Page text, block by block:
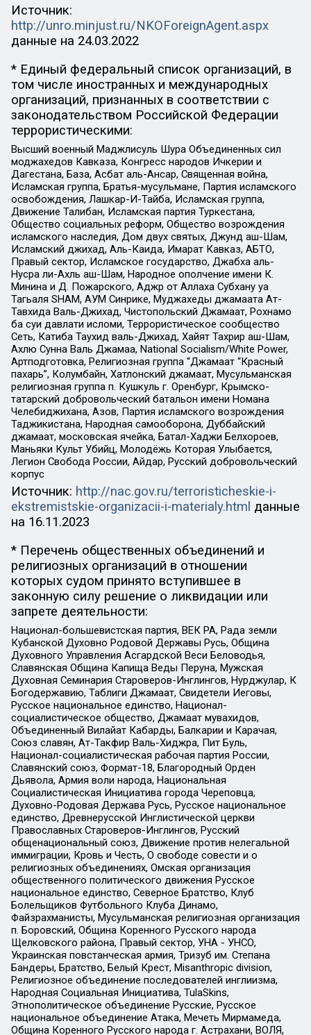
Источник:
http://unro.minjust.ru/NKOForeignAgent.aspx
данные на 24.03.2022
* Единый федеральный список организаций, в
том числе иностранных и международных
организаций, признанных в соответствии с
законодательством Российской Федерации
террористическими:
Высший военный Маджлисуль Шура Объединенных сил
моджахедов Кавказа, Конгресс народов Ичкерии и
Дагестана, База, Асбат аль-Ансар, Священная война,
Исламская группа, Братья-мусульмане, Партия исламского
освобождения, Лашкар-И-Тайба, Исламская группа,
Движение Талибан, Исламская партия Туркестана,
Общество социальных реформ, Общество возрождения
исламского наследия, Дом двух святых, Джунд аш-Шам,
Исламский джихад, Аль-Каида, Имарат Кавказ, АБТО,
Правый сектор, Исламское государство, Джабха аль-
Нусра ли-Ахль аш-Шам, Народное ополчение имени К.
Минина и Д. Пожарского, Аджр от Аллаха Субхану уа
Тагьаля SHAM, АУМ Синрике, Муджахеды джамаата Ат-
Тавхида Валь-Джихад, Чистопольский Джамаат, Рохнамо
ба суи давлати исломи, Террористическое сообщество
Сеть, Катиба Таухид валь-Джихад, Хайят Тахрир аш-Шам,
Ахлю Сунна Валь Джамаа, National Socialism/White Power,
Артподготовка, Религиозная группа “Джамаат “Красный
пахарь”, Колумбайн, Хатлонский джамаат, Мусульманская
религиозная группа п. Кушкуль г. Оренбург, Крымско-
татарский добровольческий батальон имени Номана
Челебиджихана, Азов, Партия исламского возрождения
Таджикистана, Народная самооборона, Дуббайский
джамаат, московская ячейка, Батал-Хаджи Белхороев,
Маньяки Культ Убийц, Молодёжь Которая Улыбается,
Легион Свобода России, Айдар, Русский добровольческий
корпус
Источник: http://nac.gov.ru/terroristicheskie-i-
ekstremistskie-organizacii-i-materialy.html данные
на 16.11.2023
* Перечень общественных объединений и
религиозных организаций в отношении
которых судом принято вступившее в
законную силу решение о ликвидации или
запрете деятельности:
Национал-большевистская партия, ВЕК РА, Рада земли
Кубанской Духовно Родовой Державы Русь, Община
Духовного Управления Асгардской Веси Беловодья,
Славянская Община Капища Веды Перуна, Мужская
Духовная Семинария Староверов-Инглингов, Нурджулар, К
Богодержавию, Таблиги Джамаат, Свидетели Иеговы,
Русское национальное единство, Национал-
социалистическое общество, Джамаат мувахидов,
Объединенный Вилайат Кабарды, Балкарии и Карачая,
Союз славян, Ат-Такфир Валь-Хиджра, Пит Буль,
Национал-социалистическая рабочая партия России,
Славянский союз, Формат-18, Благородный Орден
Дьявола, Армия воли народа, Национальная
Социалистическая Инициатива города Череповца,
Духовно-Родовая Держава Русь, Русское национальное
единство, Древнерусской Инглистической церкви
Православных Староверов-Инглингов, Русский
общенациональный союз, Движение против нелегальной
иммиграции, Кровь и Честь, О свободе совести и о
религиозных объединениях, Омская организация
общественного политического движения Русское
национальное единство, Северное Братство, Клуб
Болельщиков Футбольного Клуба Динамо,
Файзрахманисты, Мусульманская религиозная организация
п. Боровский, Община Коренного Русского народа
Щелковского района, Правый сектор, УНА - УНСО,
Украинская повстанческая армия, Тризуб им. Степана
Бандеры, Братство, Белый Крест, Misanthropic division,
Религиозное объединение последователей инглиизма,
Народная Социальная Инициатива, TulaSkins,
Этнополитическое объединение Русские, Русское
национальное объединение Атака, Мечеть Мирмамеда,
Община Коренного Русского народа г. Астрахани, ВОЛЯ,